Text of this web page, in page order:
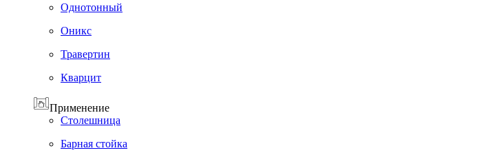
Однотонный
Оникс
Травертин
Кварцит
Применение
Cтолешница
Барная стойка